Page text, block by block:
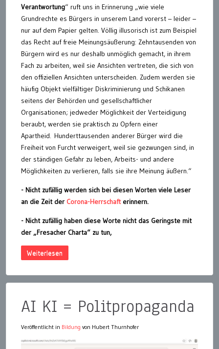
Verantwortung“ ruft uns in Erinnerung „wie viele
Grundrechte es Bürgers in unserem Land vorerst – leider –
nur auf dem Papier gelten. Völlig illusorisch ist zum Beispiel
das Recht auf freie Meinungsäußerung: Zehntausenden von
Bürgern wird es nur deshalb unmöglich gemacht, in ihrem
Fach zu arbeiten, weil sie Ansichten vertreten, die sich von
den offiziellen Ansichten unterscheiden. Zudem werden sie
häufig Objekt vielfältiger Diskriminierung und Schikanen
seitens der Behörden und gesellschaftlicher
Organisationen; jedweder Möglichkeit der Verteidigung
beraubt, werden sie praktisch zu Opfern einer
Apartheid. Hunderttausenden anderer Bürger wird die
Freiheit von Furcht verweigert, weil sie gezwungen sind, in
der ständigen Gefahr zu leben, Arbeits- und andere
Möglichkeiten zu verlieren, falls sie ihre Meinung äußern.“
- Nicht zufällig werden sich bei diesen Worten viele Leser
an die Zeit der Corona-Herrschaft erinnern.
- Nicht zufällig haben diese Worte nicht das Geringste mit
der „Fresacher Charta“ zu tun,
Weiterlesen
AI KI = Politpropaganda
Veröffentlicht in Bildung von Hubert Thurnhofer